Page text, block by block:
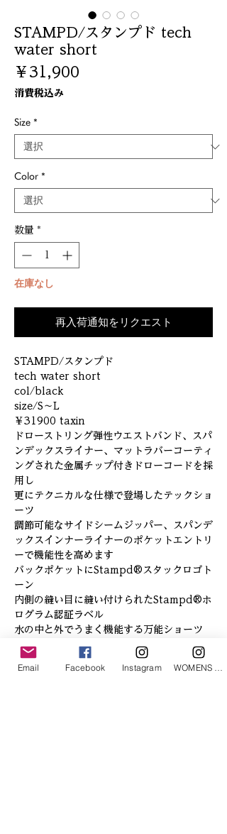
STAMPD/スタンプド tech
water short
￥31,900
消費税込み
Size *
Color *
数量 *
在庫なし
再入荷通知をリクエスト
STAMPD/スタンプド
tech water short
col/black
size/S～L
￥31900 taxin
ドローストリング弾性ウエストバンド、スパ
ンデックスライナー、マットラバーコーティ
ングされた金属チップ付きドローコードを採
用し
更にテクニカルな仕様で登場したテックショ
ーツ
調節可能なサイドシームジッパー、スパンデ
ックスインナーライナーのポケットエントリ
ーで機能性を高めます
バックポケットにStampd®スタックロゴト
ーン
内側の縫い目に縫い付けられたStampd®ホ
ログラム認証ラベル
水の中と外でうまく機能する万能ショーツ
Email Facebook Instagram